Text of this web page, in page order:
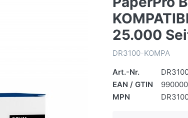
25.000
DR3100-KOMPA
Art.-Nr.
EAN / GTIN
MPN